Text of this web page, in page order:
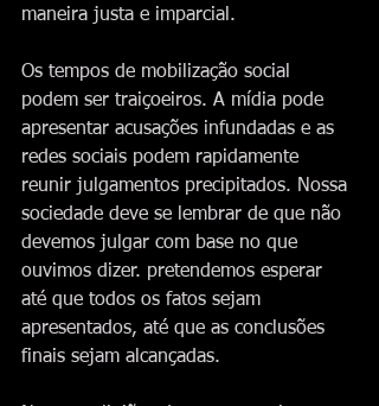
maneira justa e imparcial.
Os tempos de mobilização social
podem ser traiçoeiros. A mídia pode
apresentar acusações infundadas e as
redes sociais podem rapidamente
reunir julgamentos precipitados. Nossa
sociedade deve se lembrar de que não
devemos julgar com base no que
ouvimos dizer. pretendemos esperar
até que todos os fatos sejam
apresentados, até que as conclusões
finais sejam alcançadas.